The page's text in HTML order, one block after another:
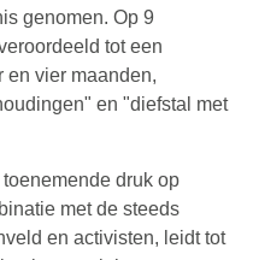
genomen. Op 9
tot een
en vier maanden,
en "diefstal met
druk op
met de steeds
en activisten, leidt tot